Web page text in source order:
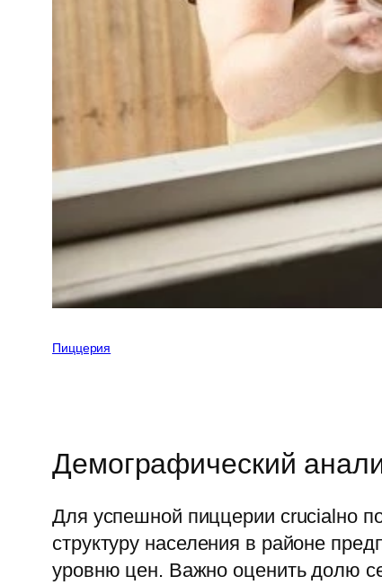
Пиццерия
Демографический
Для успешной пиццерии crucialно
структуру населения в районе
уровню цен. Важно оценить долю